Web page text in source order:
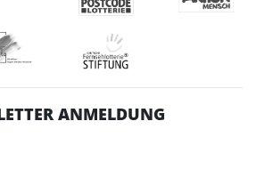
ANMELDUNG